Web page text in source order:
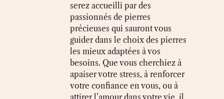
serez accueilli par des
passionnés de pierres
précieuses qui sauront vous
guider dans le choix des pierres
les mieux adaptées à vos
besoins. Que vous cherchiez à
apaiser votre stress, à renforcer
votre confiance en vous, ou à